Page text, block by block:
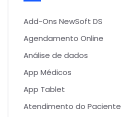
Add-Ons NewSoft DS
Agendamento Online
Análise de dados
App Médicos
App Tablet
Atendimento do Paciente